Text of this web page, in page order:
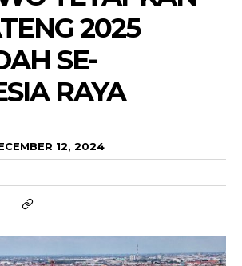
2025
SE-
RAYA
12, 2024